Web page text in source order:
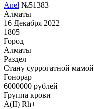
Anel №51383
Алматы
16 Декабря 2022
1805
Город
Алматы
Раздел
Cтану суррогатной мамой
Гонoрар
6000000 рублей
Группа крови
A(II) Rh+